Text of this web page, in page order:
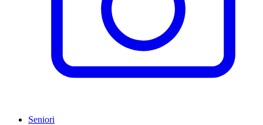
Seniori